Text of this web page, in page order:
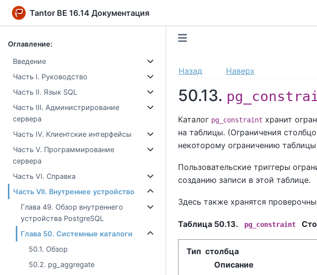
Tantor BE 16.14 Документация
Оглавление:
Введение
Часть I. Руководство
Часть II. Язык SQL
Часть III. Администрирование
сервера
Часть IV. Клиентские интерфейсы
Часть V. Программирование
сервера
Часть VI. Справка
Часть VII. Внутреннее устройство
Глава 49. Обзор внутреннего
устройства PostgreSQL
Глава 50. Системные каталоги
50.1. Обзор
50.2. pg_aggregate
Назад Наверх
50.13.
Каталог pg_constraint хранит
на таблицы. (Ограничения
некоторому ограничению
Пользовательские триггеры
созданию записи в этой таблице.
Здесь также хранятся
Таблица 50.13. pg_constraint
Тип столбца
Описание